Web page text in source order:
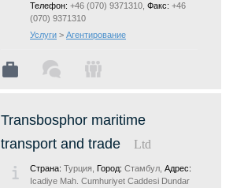
Телефон: +46 (070) 9371310, Факс: +46
(070) 9371310
Услуги > Агентирование
Transbosphor maritime
transport and trade
Ltd
Страна: Турция, Город: Стамбул, Адрес:
Icadiye Mah. Cumhuriyet Caddesi Dundar